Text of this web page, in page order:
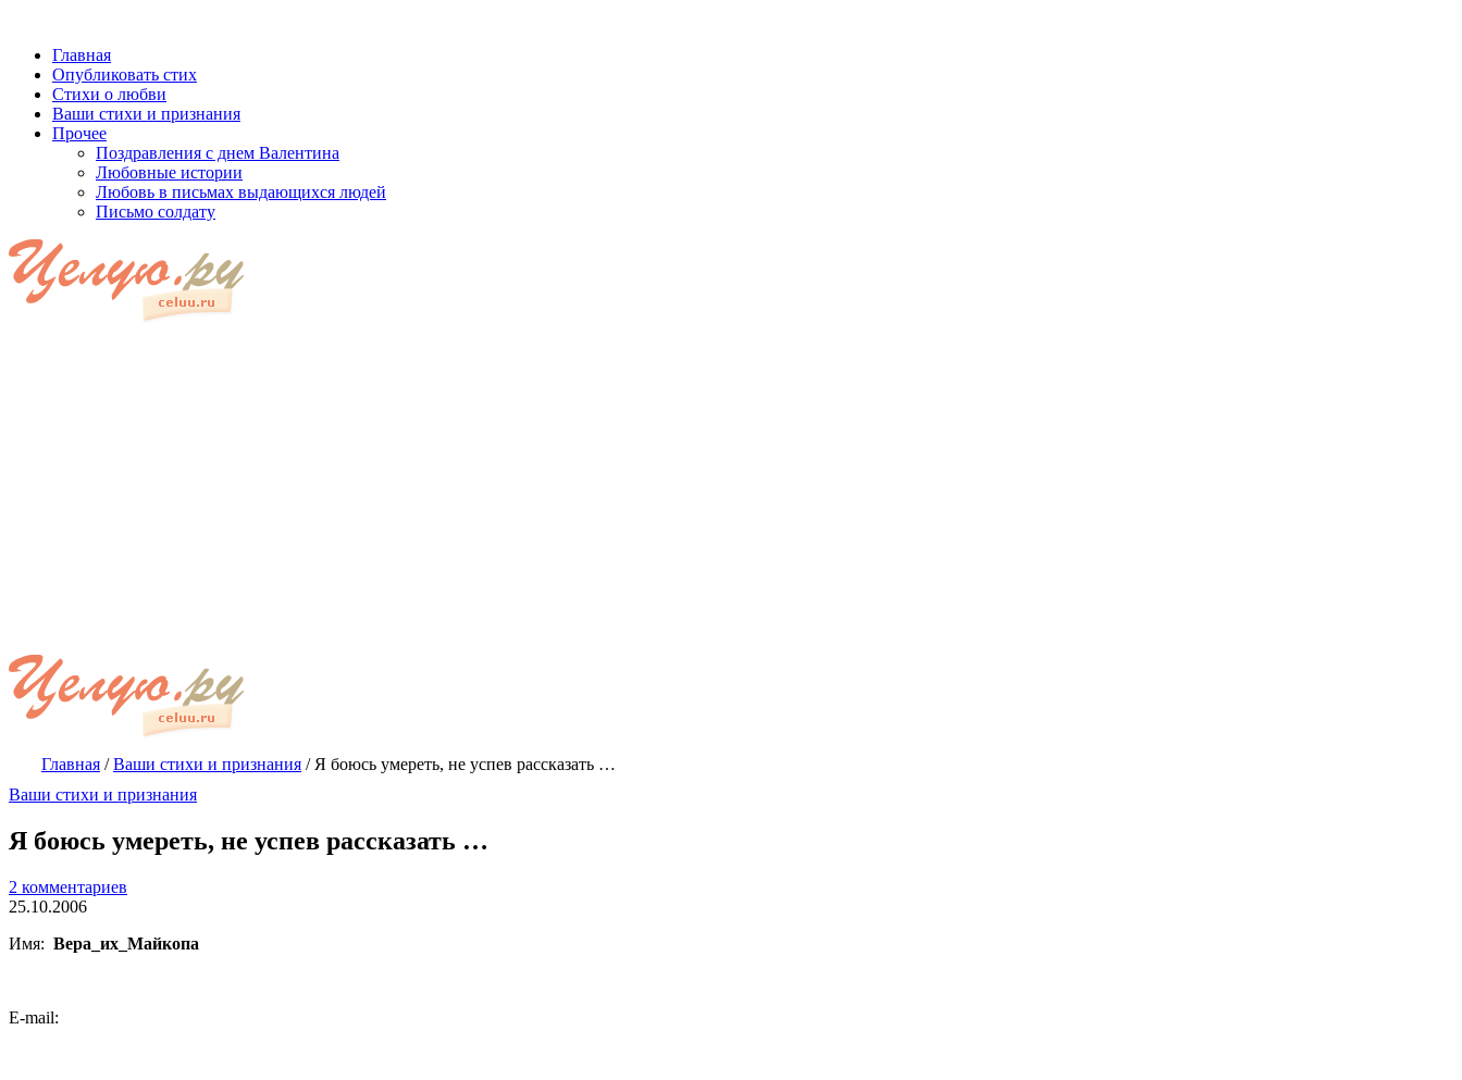
Главная
Опубликовать стих
Стихи о любви
Ваши стихи и признания
Прочее
Поздравления с днем Валентина
Любовные истории
Любовь в письмах выдающихся людей
Письмо солдату
Главная /Ваши стихи и признания / Я боюсь умереть, не успев рассказать …
Ваши стихи и признания
Я боюсь умереть, не успев рассказать …
2 комментариев
25.10.2006
Имя: Вера_их_Майкопа
E-mail: